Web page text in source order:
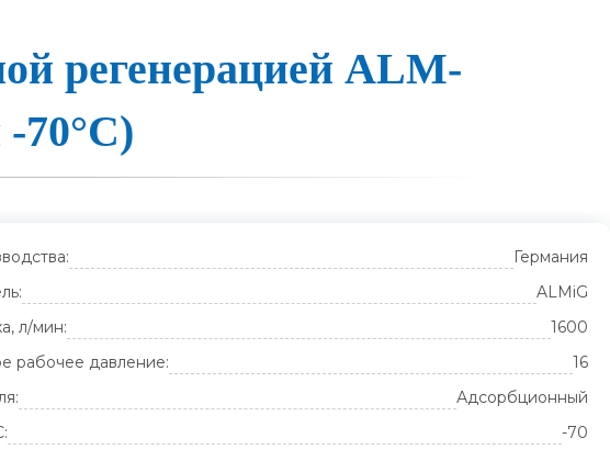
ре­ге­не­ра­ци­ей ALM-
-70°С)
Германия
ALMiG
л/мин:
1600
рабочее давление:
16
Адсорбционный
-70